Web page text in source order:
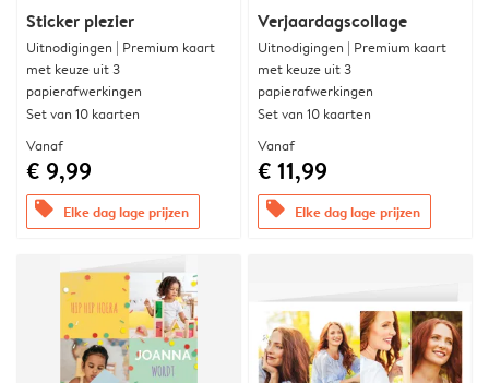
Sticker plezier
Uitnodigingen | Premium kaart
met keuze uit 3
papierafwerkingen
Set van 10 kaarten
Vanaf
€ 9,99
offers Elke dag lage prijzen
Verjaardagscollage
Uitnodigingen | Premium kaart
met keuze uit 3
papierafwerkingen
Set van 10 kaarten
Vanaf
€ 11,99
offers Elke dag lage prijzen